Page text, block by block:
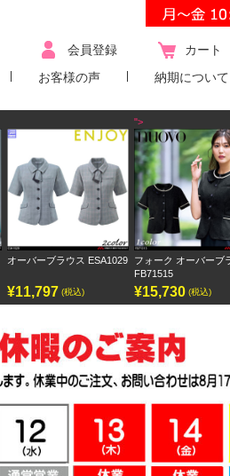
会員登録
カート
お客様の声 納期について
オーバーブラウス ESA1029
¥11,797 (税込)
">
フォーク オーバーブラ
FB71515
¥15,730 (税込)